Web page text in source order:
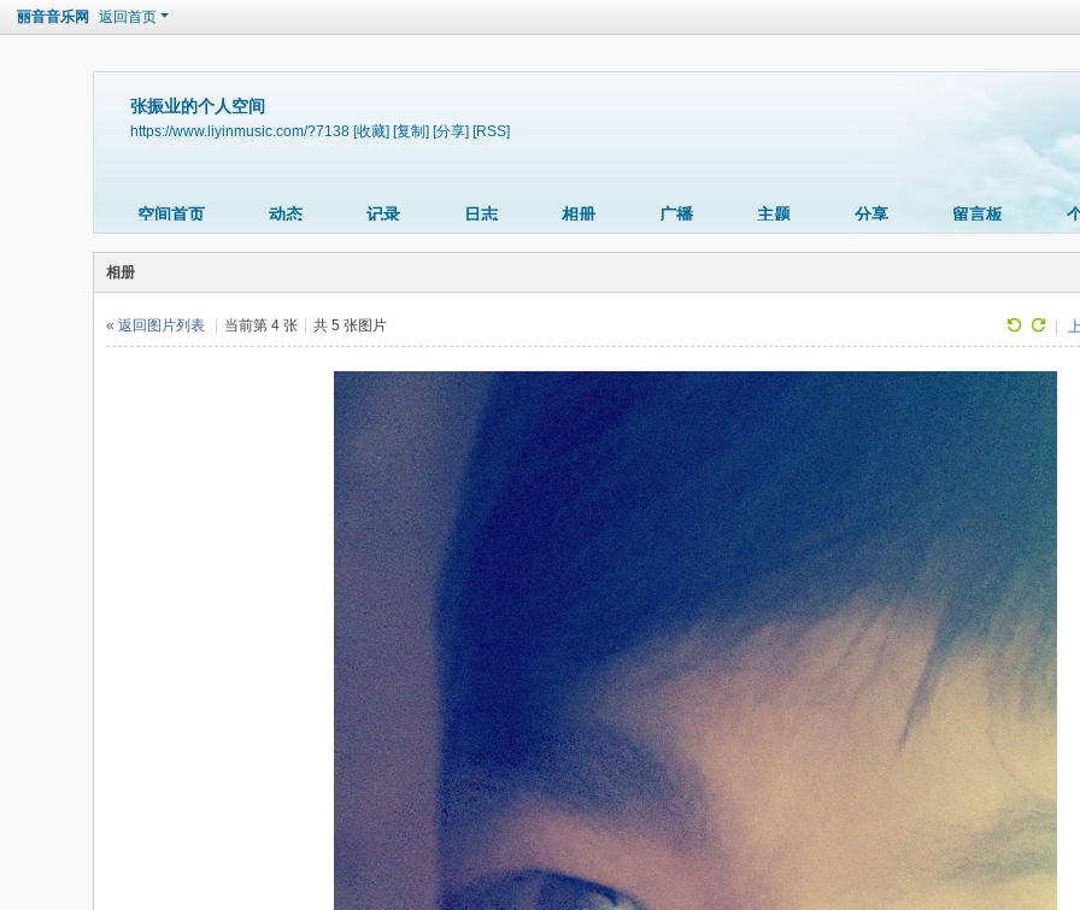
丽音音乐网 返回首页
张振业的个人空间
https://www.liyinmusic.com/?7138 [收藏] [复制] [分享] [RSS]
空间首页 动态 记录 日志 相册 广播 主题 分享 留言板
相册
|
« 返回图片列表 当前第 4 张 共 5 张图片